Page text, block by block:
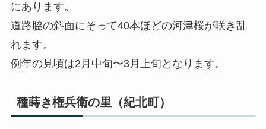
にあります。
道路脇の斜面にそって40本ほどの河津桜が咲き乱
れます。
例年の見頃は2月中旬〜3月上旬となります。
種蒔き権兵衛の里（紀北町）